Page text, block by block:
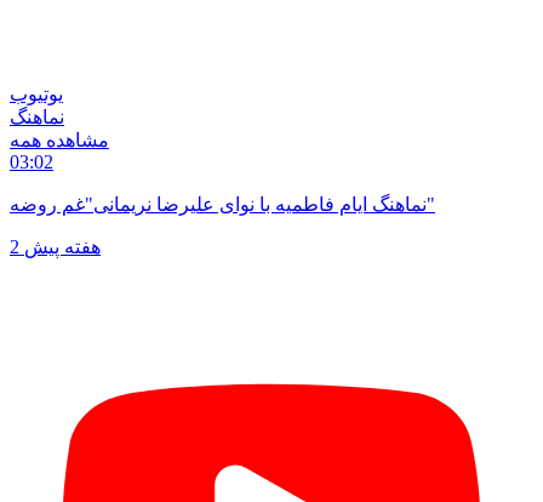
یوتیوب
نماهنگ
مشاهده همه
03:02
نماهنگ ایام فاطمیه با نوای علیرضا نریمانی"غم روضه"
2 هفته پیش